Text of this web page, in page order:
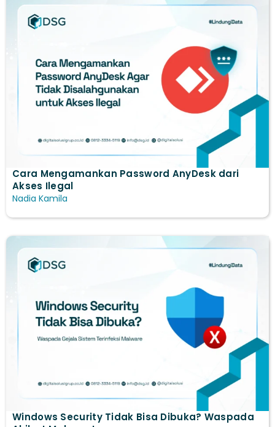
Cara Mengamankan Password AnyDesk dari
Akses Ilegal
Nadia Kamila
Windows Security Tidak Bisa Dibuka? Waspada